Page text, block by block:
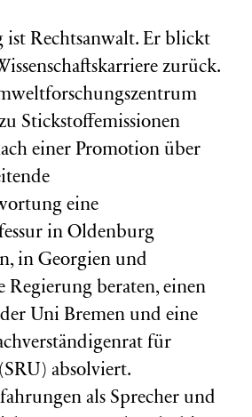
Rechtsanwalt. Er blickt
zurück.
Stickstoffemissionen
einer Promotion über
eine
in Oldenburg
in Georgien und
Regierung beraten, einen
Uni Bremen und eine
für
SRU) absolviert.
als Sprecher und